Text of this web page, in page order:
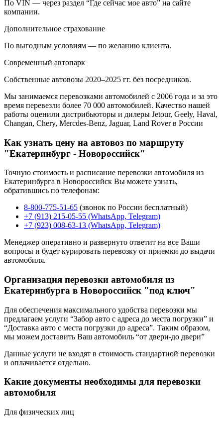
По VIN — через раздел “Где сейчас мое авто” на сайте
компании.
Дополнительное страхование
По выгодным условиям — по желанию клиента.
Современный автопарк
Собственные автовозы 2020–2025 гг. без посредников.
Мы занимаемся перевозками автомобилей с 2006 года и за это
время перевезли более 70 000 автомобилей. Качество нашей
работы оценили дистрибьюторы и дилеры Jetour, Geely, Haval,
Changan, Chery, Mercdes-Benz, Jaguar, Land Rover в России
Как узнать цену на автовоз по маршруту
"Екатеринбург - Новороссийск"
Точную стоимость и расписание перевозки автомобиля из
Екатеринбурга в Новороссийск Вы можете узнать,
обратившись по телефонам:
8-800-775-51-65 (звонок по России бесплатный)
+7 (913) 215-05-55 (WhatsApp, Telegram)
+7 (923) 008-63-13 (WhatsApp, Telegram)
Менеджер оперативно и развернуто ответит на все Ваши
вопросы и будет курировать перевозку от приемки до выдачи
автомобиля.
Организация перевозки автомобиля из
Екатеринбурга в Новороссийск "под ключ"
Для обеспечения максимального удобства перевозки мы
предлагаем услуги “Забор авто с адреса до места погрузки” и
“Доставка авто с места погрузки до адреса”. Таким образом,
мы можем доставить Ваш автомобиль “от двери-до двери”
Данные услуги не входят в стоимость стандартной перевозки
и оплачивается отдельно.
Какие документы необходимы для перевозки
автомобиля
Для физических лиц